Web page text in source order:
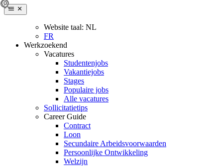
Website taal: NL
FR
Werkzoekend
Vacatures
Studentenjobs
Vakantiejobs
Stages
Populaire jobs
Alle vacatures
Sollicitatietips
Career Guide
Contract
Loon
Secundaire Arbeidsvoorwaarden
Persoonlijke Ontwikkeling
Welzijn